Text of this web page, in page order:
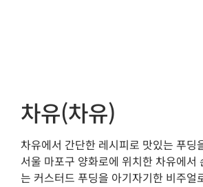
차유(차유)
차유에서 간단한 레시피로 맛있는 푸딩
서울 마포구 양화로에 위치한 차유에서
는 커스터드 푸딩을 아기자기한 비주얼